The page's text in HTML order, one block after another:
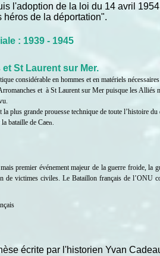
l'adoption de la loi du 14 avril
de la déportation".
: 1939 - 1945
St Laurent sur Mer.
considérable en hommes et en matériels
et à St Laurent sur Mer puisque les Alliés
plus grande prouesse technique de toute l’histoire
bataille de Caen.
premier événement majeur de la guerre froide, la
victimes civiles. Le Bataillon français de l’ONU
écrite par l'historien Yvan